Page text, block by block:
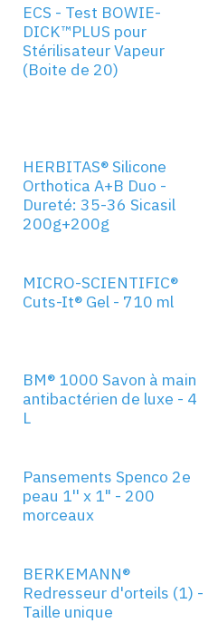
NOUVEAU!
ECS - Test BOWIE-
DICK™PLUS pour
Stérilisateur Vapeur
(Boite de 20)
HERBITAS® Silicone
Orthotica A+B Duo -
Dureté: 35-36 Sicasil
200g+200g
MICRO-SCIENTIFIC®
Cuts-It® Gel - 710 ml
BM® 1000 Savon à main
antibactérien de luxe - 4
L
Pansements Spenco 2e
peau 1'' x 1" - 200
morceaux
UNIVERSELLE
BERKEMANN®
Redresseur d'orteils (1) -
Taille unique